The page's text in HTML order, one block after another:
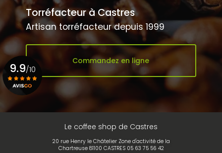
Torréfacteur à Castres
Artisan torréfacteur depuis 1999
Commandez en ligne
Le coffee shop de Castres
20 rue Henry le Châtelier Zone d'activité de la
Chartreuse 81100 CASTRES 05 63 75 56 42
9.9/10